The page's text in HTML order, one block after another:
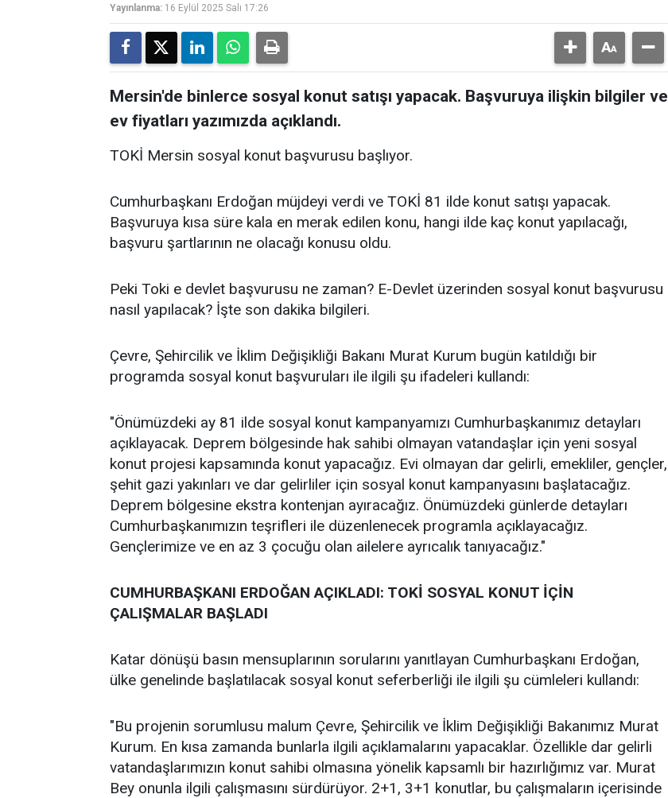
Yayınlanma: 16 Eylül 2025 Salı 17:26
Mersin'de binlerce sosyal konut satışı yapacak. Başvuruya ilişkin bilgiler ve
ev fiyatları yazımızda açıklandı.
TOKİ Mersin sosyal konut başvurusu başlıyor.
Cumhurbaşkanı Erdoğan müjdeyi verdi ve TOKİ 81 ilde konut satışı yapacak.
Başvuruya kısa süre kala en merak edilen konu, hangi ilde kaç konut yapılacağı,
başvuru şartlarının ne olacağı konusu oldu.
Peki Toki e devlet başvurusu ne zaman? E-Devlet üzerinden sosyal konut başvurusu
nasıl yapılacak? İşte son dakika bilgileri.
Çevre, Şehircilik ve İklim Değişikliği Bakanı Murat Kurum bugün katıldığı bir
programda sosyal konut başvuruları ile ilgili şu ifadeleri kullandı:
"Önümüzdeki ay 81 ilde sosyal konut kampanyamızı Cumhurbaşkanımız detayları
açıklayacak. Deprem bölgesinde hak sahibi olmayan vatandaşlar için yeni sosyal
konut projesi kapsamında konut yapacağız. Evi olmayan dar gelirli, emekliler, gençler,
şehit gazi yakınları ve dar gelirliler için sosyal konut kampanyasını başlatacağız.
Deprem bölgesine ekstra kontenjan ayıracağız. Önümüzdeki günlerde detayları
Cumhurbaşkanımızın teşrifleri ile düzenlenecek programla açıklayacağız.
Gençlerimize ve en az 3 çocuğu olan ailelere ayrıcalık tanıyacağız."
CUMHURBAŞKANI ERDOĞAN AÇIKLADI: TOKİ SOSYAL KONUT İÇİN
ÇALIŞMALAR BAŞLADI
Katar dönüşü basın mensuplarının sorularını yanıtlayan Cumhurbaşkanı Erdoğan,
ülke genelinde başlatılacak sosyal konut seferberliği ile ilgili şu cümleleri kullandı:
"Bu projenin sorumlusu malum Çevre, Şehircilik ve İklim Değişikliği Bakanımız Murat
Kurum. En kısa zamanda bunlarla ilgili açıklamalarını yapacaklar. Özellikle dar gelirli
vatandaşlarımızın konut sahibi olmasına yönelik kapsamlı bir hazırlığımız var. Murat
Bey onunla ilgili çalışmasını sürdürüyor. 2+1, 3+1 konutlar, bu çalışmaların içerisinde